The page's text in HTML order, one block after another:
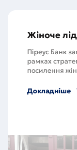
Жіноче
Піреус Банк
рамках
посилення
розпочавши із
Докладніше